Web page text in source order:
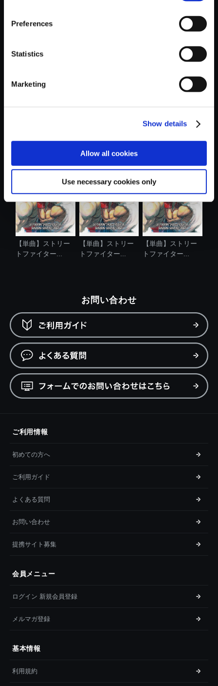
Preferences
Statistics
Marketing
Show details
Allow all cookies
Use necessary cookies only
【単曲】ストリー
トファイター...
【単曲】ストリー
トファイター...
【単曲】ストリー
トファイター...
【単曲】ストリー
トファイター...
お問い合わせ
ご利用情報
初めての方へ
ご利用ガイド
よくある質問
お問い合わせ
提携サイト募集
会員メニュー
ログイン 新規会員登録
メルマガ登録
基本情報
利用規約